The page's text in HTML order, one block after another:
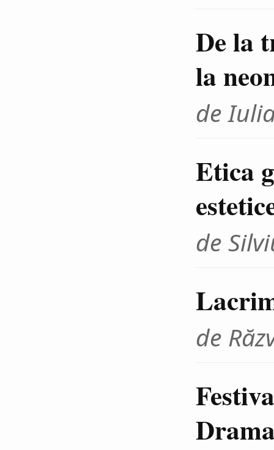
De la
la
de
Etica
de
de